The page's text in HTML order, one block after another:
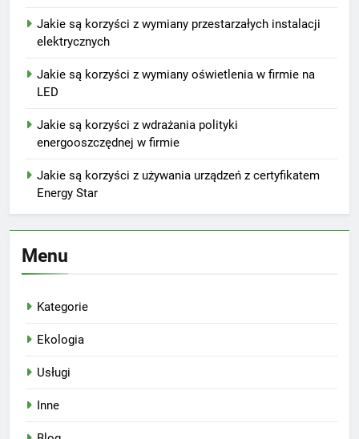
Jakie są korzyści z wymiany przestarzałych instalacji
elektrycznych
Jakie są korzyści z wymiany oświetlenia w firmie na
LED
Jakie są korzyści z wdrażania polityki
energooszczędnej w firmie
Jakie są korzyści z używania urządzeń z certyfikatem
Energy Star
Menu
Kategorie
Ekologia
Usługi
Inne